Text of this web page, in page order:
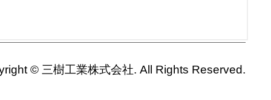
© 三樹工業株式会社. All Rights Reserved.